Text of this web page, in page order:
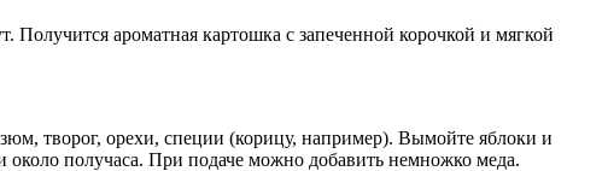
ароматная картошка с запеченной корочкой и мягкой
творог, орехи, специи (корицу, например). Вымойте яблоки и
около получаса. При подаче можно добавить немножко меда.